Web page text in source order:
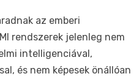
az emberi
rendszerek jelenleg nem
intelligenciával,
és nem képesek önállóan